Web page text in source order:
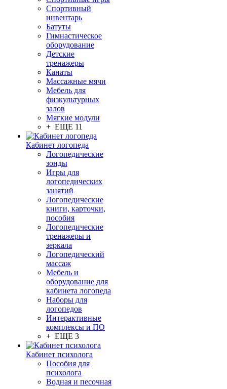
Спортивный
инвентарь
Батуты
Гимнастическое
оборудование
Детские
тренажеры
Канаты
Массажные мячи
Мебель для
физкультурных
залов
Мягкие модули
+ ЕЩЕ 11
Кабинет логопеда
Логопедические
зонды
Игры для
логопедических
занятий
Логопедические
книги, карточки,
пособия
Логопедические
тренажеры и
зеркала
Логопедический
массаж
Мебель и
оборудование для
кабинета логопеда
Наборы для
логопедов
Интерактивные
комплексы и ПО
+ ЕЩЕ 3
Кабинет психолога
Пособия для
психолога
Водная и песочная